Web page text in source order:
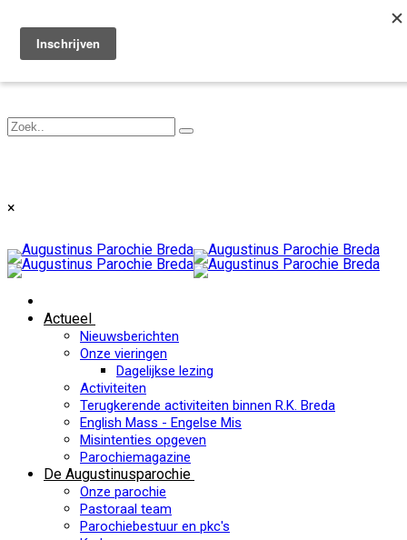
Toggle navigation
×
Actueel
Nieuwsberichten
Onze vieringen
Dagelijkse lezing
Activiteiten
Terugkerende activiteiten binnen R.K. Breda
English Mass - Engelse Mis
Misintenties opgeven
Parochiemagazine
De Augustinusparochie
Onze parochie
Pastoraal team
Parochiebestuur en pkc's